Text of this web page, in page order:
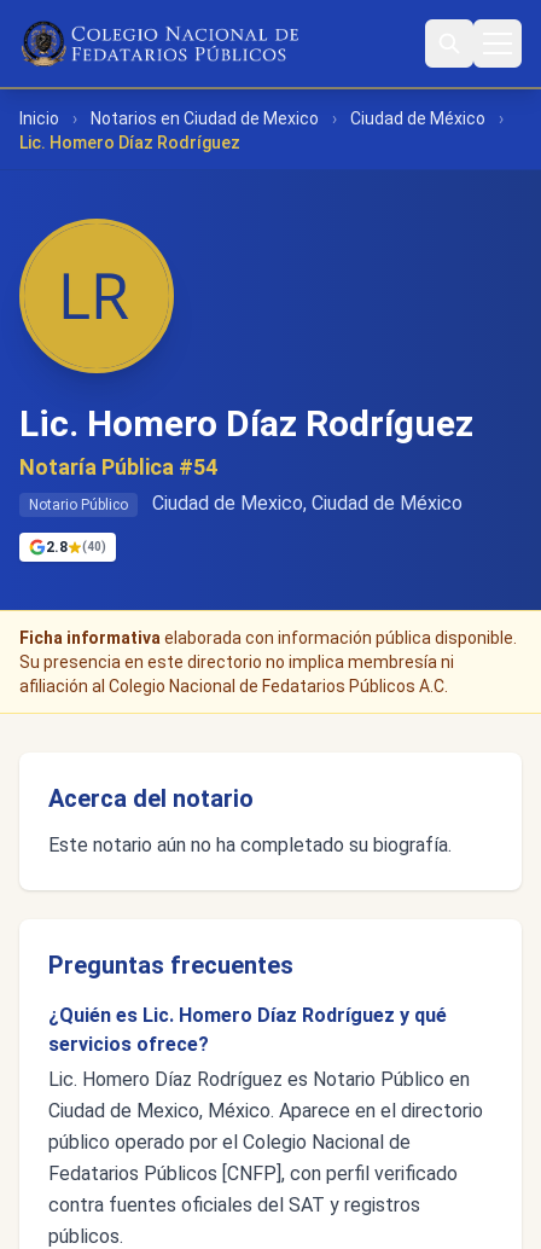
Inicio › Notarios en Ciudad de Mexico › Ciudad de México
›
Lic. Homero Díaz Rodríguez
Lic. Homero Díaz Rodríguez
Notaría Pública #54
Notario Público Ciudad de Mexico, Ciudad de México
2.8 (40)
Ficha informativa elaborada con información pública disponible.
Su presencia en este directorio no implica membresía ni
afiliación al Colegio Nacional de Fedatarios Públicos A.C.
Acerca del notario
Este notario aún no ha completado su biografía.
Preguntas frecuentes
¿Quién es Lic. Homero Díaz Rodríguez y qué
servicios ofrece?
Lic. Homero Díaz Rodríguez es Notario Público en
Ciudad de Mexico, México. Aparece en el directorio
público operado por el Colegio Nacional de
Fedatarios Públicos [CNFP], con perfil verificado
contra fuentes oficiales del SAT y registros
públicos.